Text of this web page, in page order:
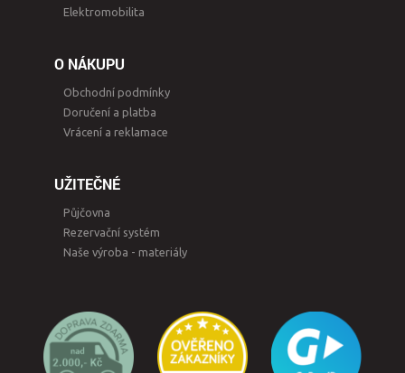
Elektromobilita
O NÁKUPU
Obchodní podmínky
Doručení a platba
Vrácení a reklamace
UŽITEČNÉ
Půjčovna
Rezervační systém
Naše výroba - materiály